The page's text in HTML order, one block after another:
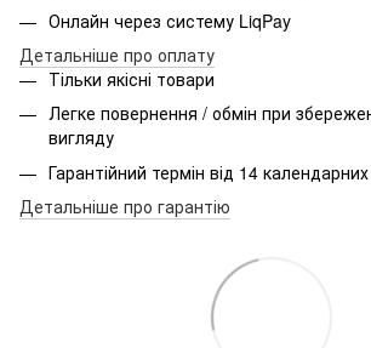
Онлайн через систему LiqPay
Детальніше про оплату
Тільки якісні товари
Легке повернення / обмін при
вигляду
Гарантійний термін від 14 календарних
Детальніше про гарантію